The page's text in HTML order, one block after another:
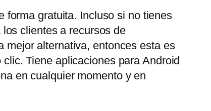
forma gratuita. Incluso si no tienes
clientes a recursos de
mejor alternativa, entonces esta es
Tiene aplicaciones para Android
en cualquier momento y en